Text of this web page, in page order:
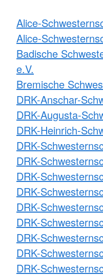
Alice-
Alice-
Badische
e.V.
Bremische
DRK-Anschar-
DRK-Augusta-
DRK-Heinrich-
DRK-
DRK-
DRK-
DRK-
DRK-
DRK-
DRK-
DRK-
DRK-